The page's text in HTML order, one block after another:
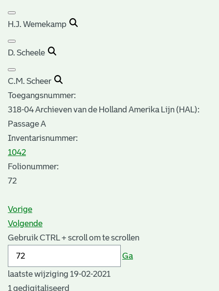
H.J. Wemekamp
D. Scheele
C.M. Scheer
Toegangsnummer:
318-04 Archieven van de Holland Amerika Lijn (HAL):
Passage A
Inventarisnummer:
1042
Folionummer:
72
Vorige
Volgende
Gebruik CTRL + scroll om te scrollen
Ga
laatste wijziging 19-02-2021
1 gedigitaliseerd